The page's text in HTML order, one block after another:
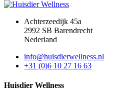
Achterzeedijk 45a
2992 SB Barendrecht
Nederland
info@huisdierwellness.nl
+31 (0)6 10 27 16 63
Huisdier Wellness